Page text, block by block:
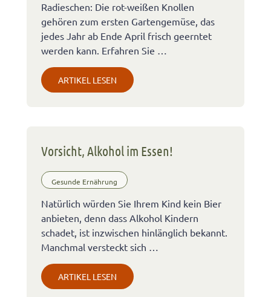
Radieschen: Die rot-weißen Knollen
gehören zum ersten Gartengemüse, das
jedes Jahr ab Ende April frisch geerntet
werden kann. Erfahren Sie …
ARTIKEL LESEN
Vorsicht, Alkohol im Essen!
Gesunde Ernährung
Natürlich würden Sie Ihrem Kind kein Bier
anbieten, denn dass Alkohol Kindern
schadet, ist inzwischen hinlänglich bekannt.
Manchmal versteckt sich …
ARTIKEL LESEN